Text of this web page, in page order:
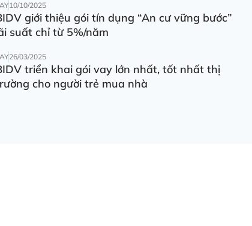
10/10/2025
giới thiệu gói tín dụng “An cư vững bước”
suất chỉ từ 5%/năm
26/03/2025
triển khai gói vay lớn nhất, tốt nhất thị
cho người trẻ mua nhà